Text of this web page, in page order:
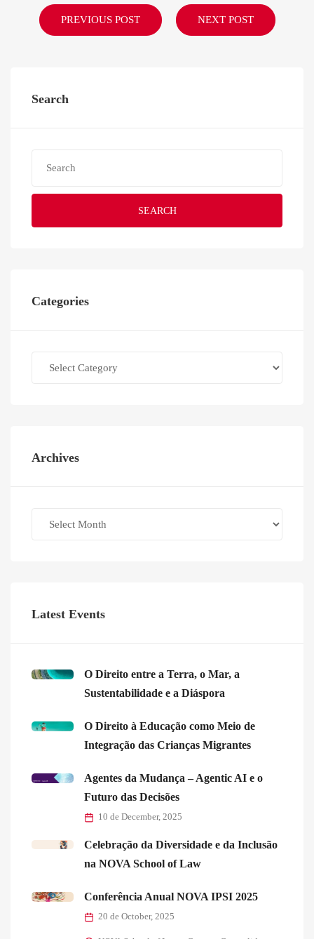
PREVIOUS POST NEXT POST
Search
SEARCH
Categories
Archives
Latest Events
O Direito entre a Terra, o Mar, a
Sustentabilidade e a Diáspora
O Direito à Educação como Meio de
Integração das Crianças Migrantes
Agentes da Mudança – Agentic AI e o
Futuro das Decisões
10 de December, 2025
Celebração da Diversidade e da Inclusão
na NOVA School of Law
Conferência Anual NOVA IPSI 2025
20 de October, 2025